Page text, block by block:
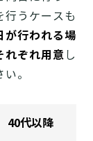
行うケースも
が行われる場
れぞれ用意 し
。
40代以降